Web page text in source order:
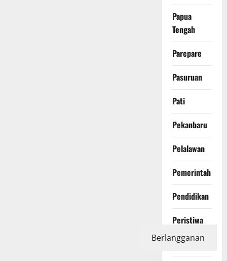
Papua
Tengah
Parepare
Pasuruan
Pati
Pekanbaru
Pelalawan
Pemerintah
Pendidikan
Peristiwa
Photography
Berlangganan